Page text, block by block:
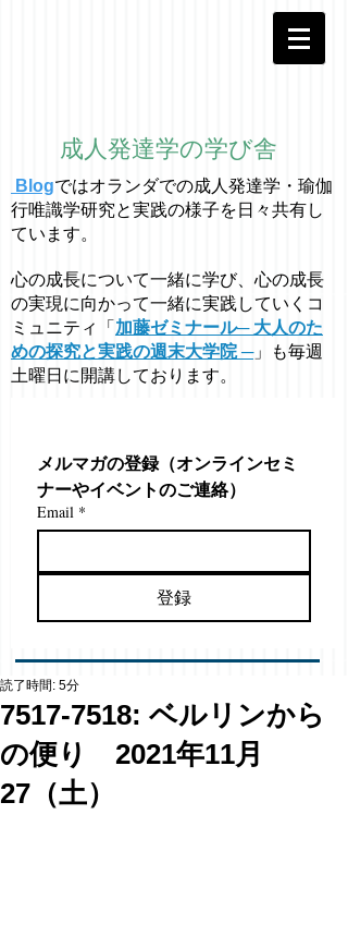
成人発達学の学び舎
Blogではオラ ンダでの成人発達学・ 瑜伽
行唯識学研究と実践の様子を日々共有し
ています。
心の成長について一緒に学び、心の成長
の実現に向かって一緒に実践していくコ
ミュニティ「 加藤ゼミナール─ 大人のた
めの探究と実践の週末大学院 ─」も毎週
土曜日に開講しております。
メルマガの登録（オンラインセミ
ナーやイベントのご連絡）
Email *
登録
7517-7518: ベルリンから
の便り 2021年11月
27（土）
読了時間: 5分